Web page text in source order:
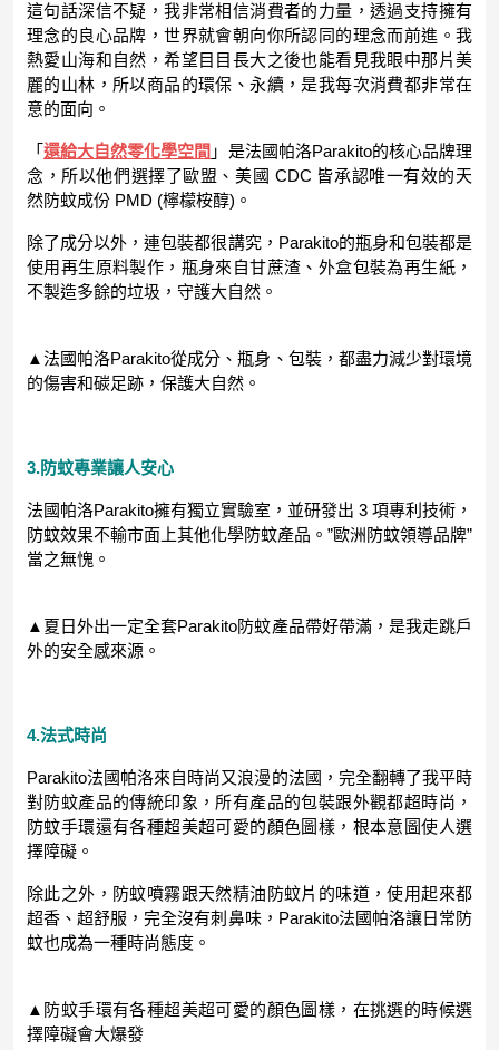
這句話深信不疑，我非常相信消費者的力量，透過支持擁有
理念的良心品牌，世界就會朝向你所認同的理念而前進。我
熱愛山海和自然，希望目目長大之後也能看見我眼中那片美
麗的山林，所以商品的環保、永續，是我每次消費都非常在
意的面向。
「還給大自然零化學空間 」是法國帕洛Parakito的核心品牌理
念，所以他們選擇了歐盟、美國 CDC 皆承認唯一有效的天
然防蚊成份 PMD (檸檬桉醇)。
除了成分以外，連包裝都很講究，Parakito的瓶身和包裝都是
使用再生原料製作，瓶身來自甘蔗渣、外盒包裝為再生紙，
不製造多餘的垃圾，守護大自然。
▲法國帕洛Parakito從成分、瓶身、包裝，都盡力減少對環境
的傷害和碳足跡，保護大自然。
3.防蚊專業讓人安心
法國帕洛Parakito擁有獨立實驗室，並研發出 3 項專利技術，
防蚊效果不輸市面上其他化學防蚊產品。”歐洲防蚊領導品牌”
當之無愧。
▲夏日外出一定全套Parakito防蚊產品帶好帶滿，是我走跳戶
外的安全感來源。
4.法式時尚
Parakito法國帕洛來自時尚又浪漫的法國，完全翻轉了我平時
對防蚊產品的傳統印象，所有產品的包裝跟外觀都超時尚，
防蚊手環還有各種超美超可愛的顏色圖樣，根本意圖使人選
擇障礙。
除此之外，防蚊噴霧跟天然精油防蚊片的味道，使用起來都
超香、超舒服，完全沒有刺鼻味，Parakito法國帕洛讓日常防
蚊也成為一種時尚態度。
▲防蚊手環有各種超美超可愛的顏色圖樣，在挑選的時候選
擇障礙會大爆發